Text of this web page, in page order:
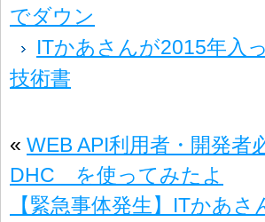
でダウン
ITかあさんが2015年入
技術書
« WEB API利用者・開発
DHC を使ってみたよ
【緊急事体発生】ITかあ